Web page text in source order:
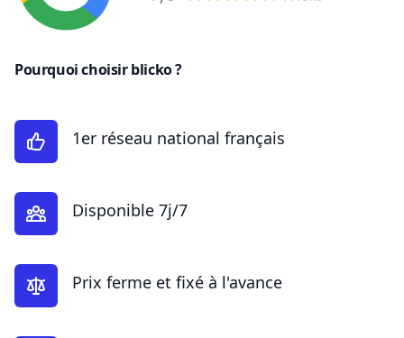
Pourquoi choisir blicko ?
1er réseau national français
Disponible 7j/7
Prix ferme et fixé à l'avance